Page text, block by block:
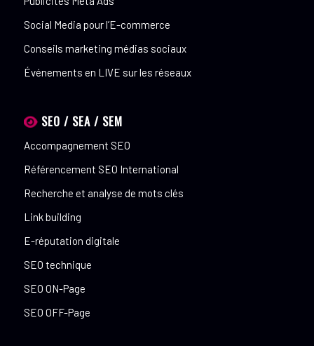
Social Media pour l’E-commerce
Conseils marketing médias sociaux
Événements en LIVE sur les réseaux
SEO / SEA / SEM
Accompagnement SEO
Référencement SEO International
Recherche et analyse de mots clés
Link building
E-réputation digitale
SEO technique
SEO ON-Page
SEO OFF-Page